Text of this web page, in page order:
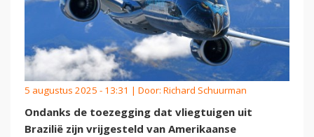
5 augustus 2025 - 13:31 | Door: Richard Schuurman
Ondanks de toezegging dat vliegtuigen uit
Brazilië zijn vrijgesteld van Amerikaanse